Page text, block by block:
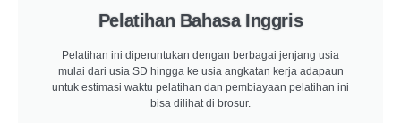
Pelatihan Bahasa Inggris
Pelatihan ini diperuntukan dengan berbagai jenjang usia
mulai dari usia SD hingga ke usia angkatan kerja adapaun
untuk estimasi waktu pelatihan dan pembiayaan pelatihan ini
bisa dilihat di brosur.